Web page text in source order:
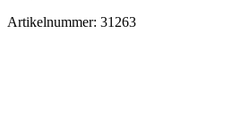
Artikelnummer: 31263